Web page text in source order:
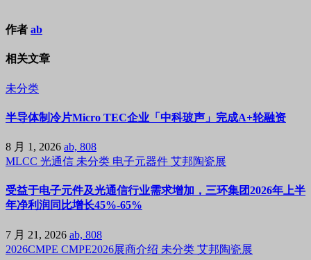
作者 ab
相关文章
未分类
半导体制冷片Micro TEC企业「中科玻声」完成A+轮融资
8 月 1, 2026 ab, 808
MLCC 光通信 未分类 电子元器件 艾邦陶瓷展
受益于电子元件及光通信行业需求增加，三环集团2026年上半
年净利润同比增长45%-65%
7 月 21, 2026 ab, 808
2026CMPE CMPE2026展商介绍 未分类 艾邦陶瓷展